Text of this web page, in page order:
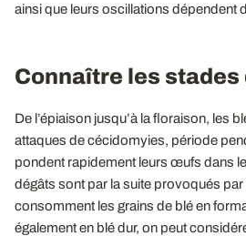
ainsi que leurs oscillations dépendent
Connaître les
De l’épiaison jusqu’à la floraison, les
attaques de cécidomyies, période
pondent rapidement leurs œufs dans
dégâts sont par la suite provoqués par
consomment les grains de blé en
également en blé dur, on peut